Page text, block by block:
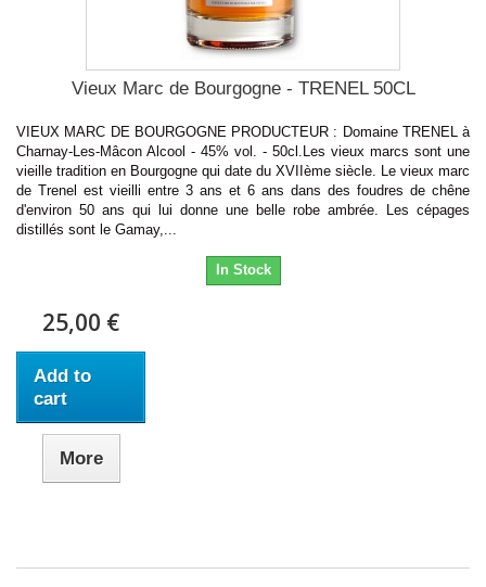
Vieux Marc de Bourgogne - TRENEL 50CL
VIEUX MARC DE BOURGOGNE PRODUCTEUR : Domaine TRENEL à
Charnay-Les-Mâcon Alcool - 45% vol. - 50cl.Les vieux marcs sont une
vieille tradition en Bourgogne qui date du XVIIème siècle. Le vieux marc
de Trenel est vieilli entre 3 ans et 6 ans dans des foudres de chêne
d'environ 50 ans qui lui donne une belle robe ambrée. Les cépages
distillés sont le Gamay,...
In Stock
25,00 €
Add to
cart
More